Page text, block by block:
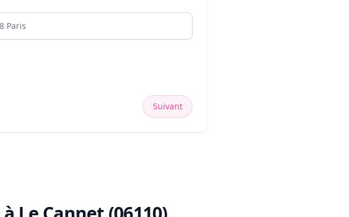
Suivant